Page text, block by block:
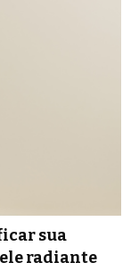
sua
radiante